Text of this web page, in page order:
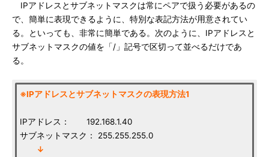
IPアドレスとサブネットマスクは常にペアで扱う必要があるの
で、簡単に表現できるように、特別な表記方法が用意されてい
る。といっても、非常に簡単である。次のように、IPアドレスと
サブネットマスクの値を「/」記号で区切って並べるだけであ
る。
※IPアドレスとサブネットマスクの表現方法1
IPアドレス： 192.168.1.40
サブネットマスク： 255.255.255.0
↓